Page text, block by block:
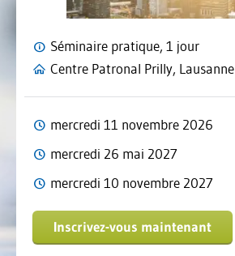
Séminaire pratique, 1 jour
Centre Patronal Prilly, Lausanne
mercredi 11 novembre 2026
mercredi 26 mai 2027
mercredi 10 novembre 2027
Inscrivez-vous maintenant